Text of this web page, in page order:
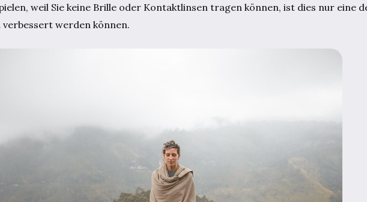
weil Sie keine Brille oder Kontaktlinsen tragen können, ist dies nur eine
werden können.